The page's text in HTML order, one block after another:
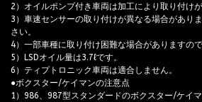
2）オイルポンプ付き車両は加工により取り付けが
3）車速センサーの取り付けが異なる場合があり
さい。
4）一部車種に取り付け困難な場合がありますの
5）LSDオイル量は3.7ℓです。
6）ティプトロニック車両は適合しません。
●ボクスター/ケイマンの注意点
1）986、987型スタンダードのボクスター/ケイ